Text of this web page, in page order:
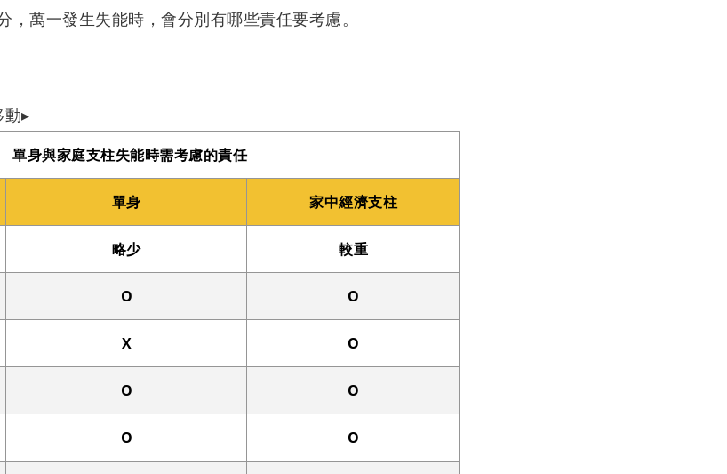
，萬一發生失能時，會分別有哪些責任要考慮。
▸
單身與家庭支柱失能時需考慮的責任
單身 家中經濟支柱
略少 較重
O O
X O
O O
O O